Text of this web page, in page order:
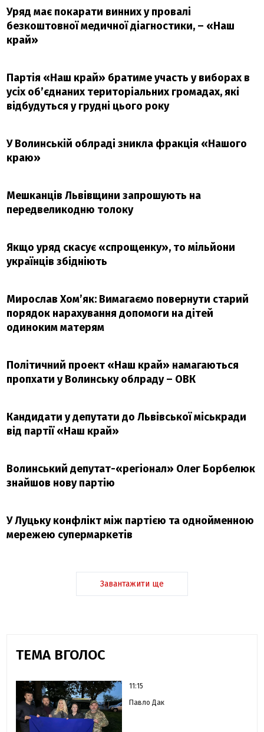
Уряд має покарати винних у провалі
безкоштовної медичної діагностики, – «Наш
край»
Партія «Наш край» братиме участь у виборах в
усіх об’єднаних територіальних громадах, які
відбудуться у грудні цього року
У Волинській облраді зникла фракція «Нашого
краю»
Мешканців Львівщини запрошують на
передвеликодню толоку
Якщо уряд скасує «спрощенку», то мільйони
українців збідніють
Мирослав Хом’як: Вимагаємо повернути старий
порядок нарахування допомоги на дітей
одиноким матерям
Політичний проект «Наш край» намагаються
пропхати у Волинську облраду – ОВК
Кандидати у депутати до Львівської міськради
від партії «Наш край»
Волинський депутат-«регіонал» Олег Борбелюк
знайшов нову партію
У Луцьку конфлікт між партією та однойменною
мережею супермаркетів
Завантажити ще
ТЕМА ВГОЛОС
11:15
Павло Дак